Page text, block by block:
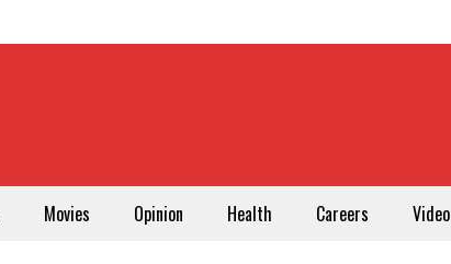
Movies Opinion Health Careers Video